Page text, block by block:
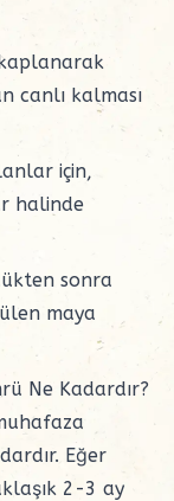
canlı kalması
için,
halinde
sonra
maya
Ne Kadardır?
Eğer
2-3 ay